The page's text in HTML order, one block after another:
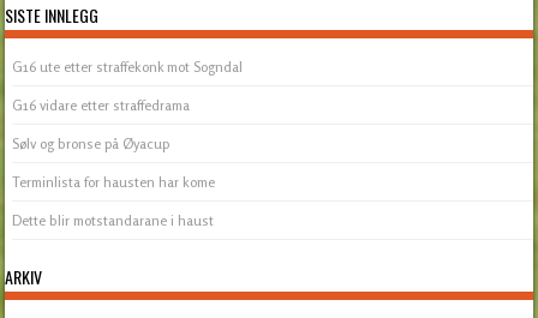
SISTE INNLEGG
G16 ute etter straffekonk mot Sogndal
G16 vidare etter straffedrama
Sølv og bronse på Øyacup
Terminlista for hausten har kome
Dette blir motstandarane i haust
ARKIV